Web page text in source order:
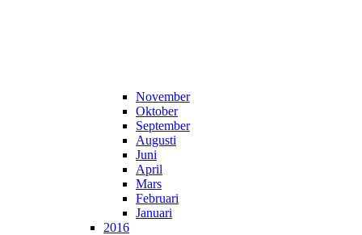
November
Oktober
September
Augusti
Juni
April
Mars
Februari
Januari
2016